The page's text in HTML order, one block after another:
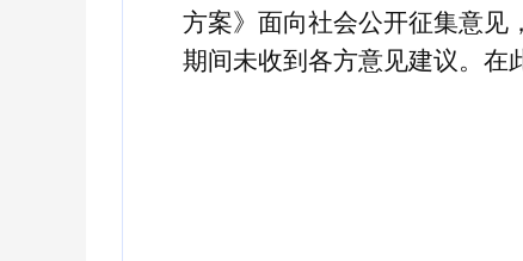
方案》面向社会公开征集意见
期间未收到各方意见建议。在